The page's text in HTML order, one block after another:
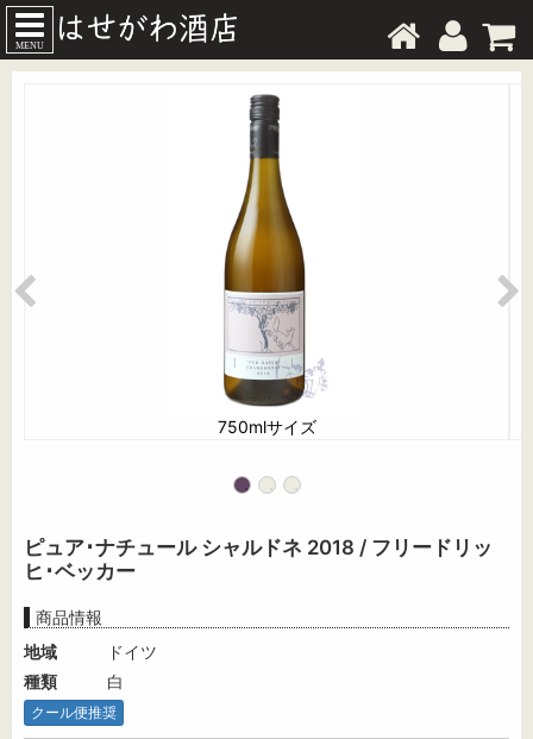
MENU
750mlサイズ
ピュア･ナチュール シャルドネ 2018 / フリードリッ
ヒ･ベッカー
商品情報
地域
ドイツ
種類
白
クール便推奨